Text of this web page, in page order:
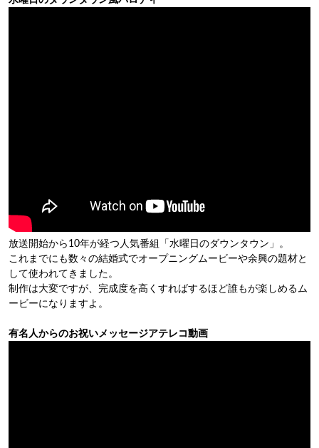
放送開始から10年が経つ人気番組「水曜日のダウンタウン」。
これまでにも数々の結婚式でオープニングムービーや余興の題材と
して使われてきました。
制作は大変ですが、完成度を高くすればするほど誰もが楽しめるム
ービーになりますよ。
有名人からのお祝いメッセージアテレコ動画